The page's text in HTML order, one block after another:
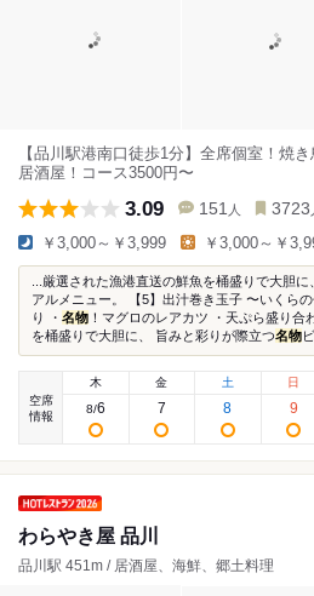
【品川駅港南口徒歩1分】全席個室！焼
居酒屋！コース3500円〜
3.09 151 人 3723
￥3,000～￥3,999 ￥3,000～￥
...厳選された漁港直送の鮮魚を桶盛りで大胆
アルメニュー。 【5】出汁巻き玉子 〜いくら
り ・ 名物 ！マグロのレアカツ ・天ぷら盛り合
を桶盛りで大胆に、 旨みと彩りが際立つ名物
空席
情報
木
8/6
金
7
土
8
日
9
わらやき屋 品川
品川駅 451m / 居酒屋、海鮮、郷土料理